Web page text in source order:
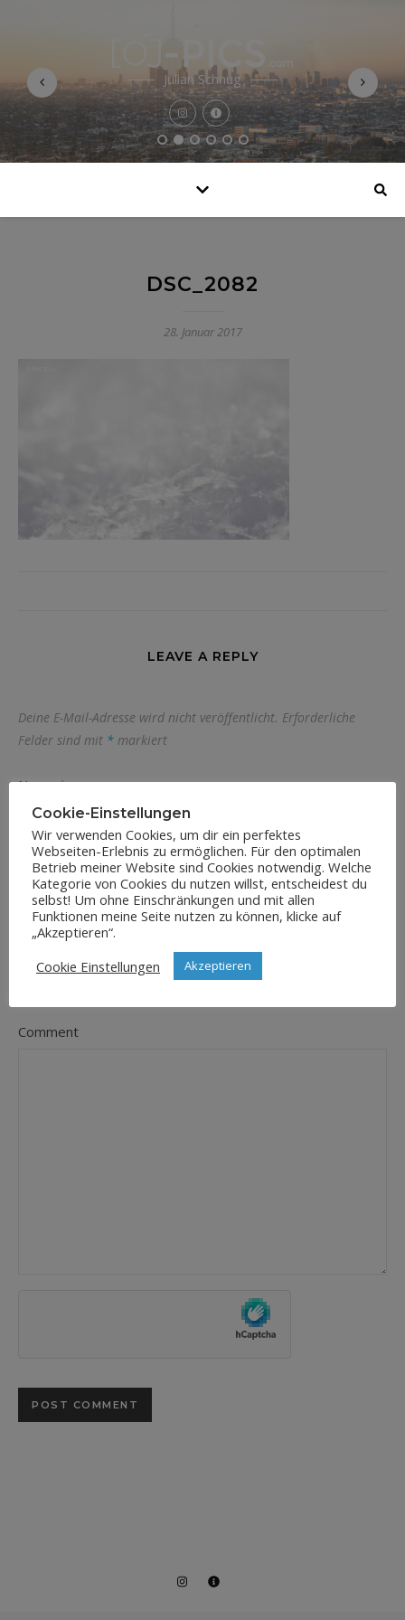
Julian Schnug
DSC_2082
28. Januar 2017
LEAVE A REPLY
Deine E-Mail-Adresse wird nicht veröffentlicht. Erforderliche
Felder sind mit * markiert
Name*
E-Mail-Adresse*
Comment
Cookie-Einstellungen
Wir verwenden Cookies, um dir ein perfektes
Webseiten-Erlebnis zu ermöglichen. Für den optimalen
Betrieb meiner Website sind Cookies notwendig. Welche
Kategorie von Cookies du nutzen willst, entscheidest du
selbst! Um ohne Einschränkungen und mit allen
Funktionen meine Seite nutzen zu können, klicke auf
„Akzeptieren“.
Cookie Einstellungen
Akzeptieren